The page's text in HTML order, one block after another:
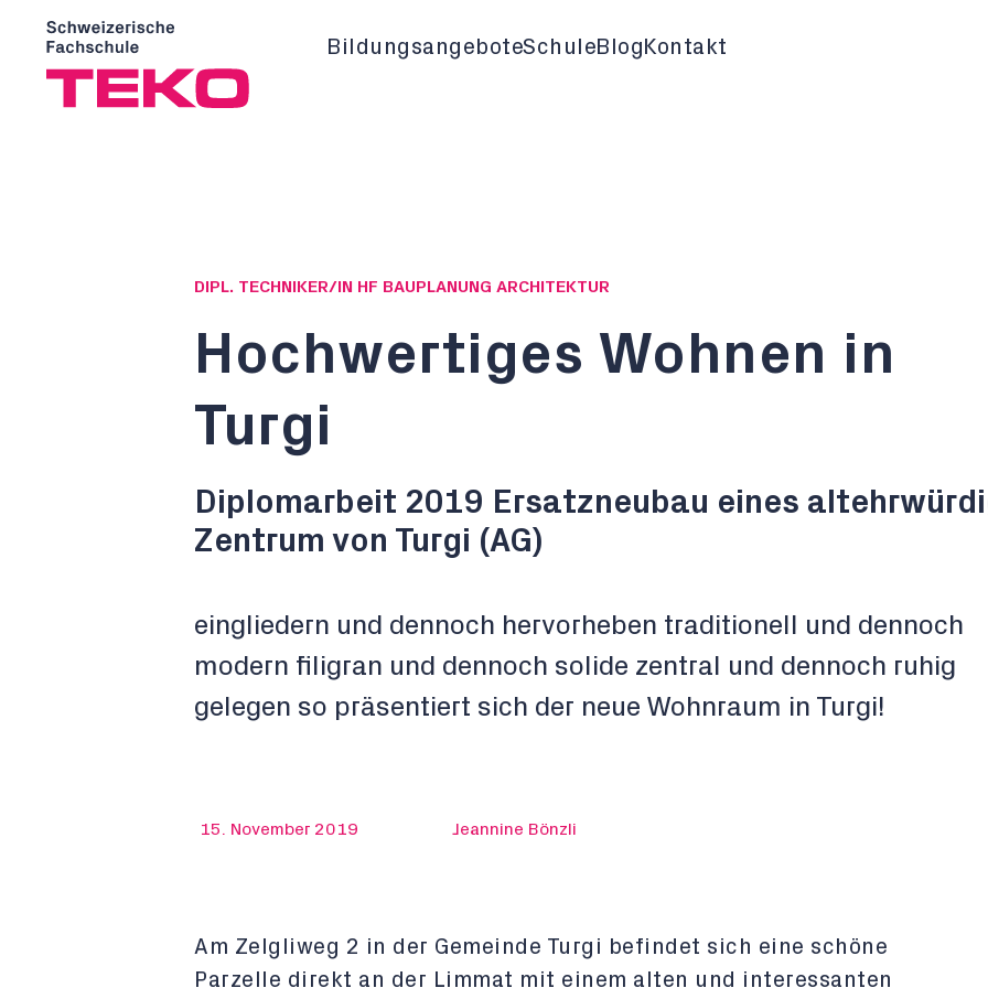
BildungsangeboteSchule Blog Kontakt
DIPL. TECHNIKER/IN HF BAUPLANUNG ARCHITEKTUR
Hochwertiges Wohnen in
Turgi
Diplomarbeit 2019 Ersatzneubau eines
Zentrum von Turgi (AG)
eingliedern und dennoch hervorheben traditionell und dennoch
modern filigran und dennoch solide zentral und dennoch ruhig
gelegen so präsentiert sich der neue Wohnraum in Turgi!
15. November 2019 Jeannine Bönzli
Am Zelgliweg 2 in der Gemeinde Turgi befindet sich eine schöne
Parzelle direkt an der Limmat mit einem alten und interessanten